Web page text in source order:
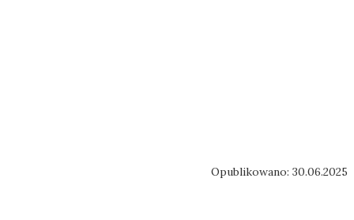
Opublikowano: 30.06.2025